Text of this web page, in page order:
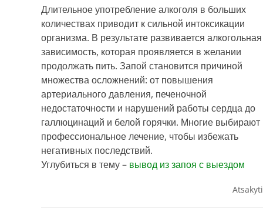
Длительное употребление алкоголя в больших
количествах приводит к сильной интоксикации
организма. В результате развивается алкогольная
зависимость, которая проявляется в желании
продолжать пить. Запой становится причиной
множества осложнений: от повышения
артериального давления, печеночной
недостаточности и нарушений работы сердца до
галлюцинаций и белой горячки. Многие выбирают
профессиональное лечение, чтобы избежать
негативных последствий.
Углубиться в тему – вывод из запоя с выездом
Atsakyti